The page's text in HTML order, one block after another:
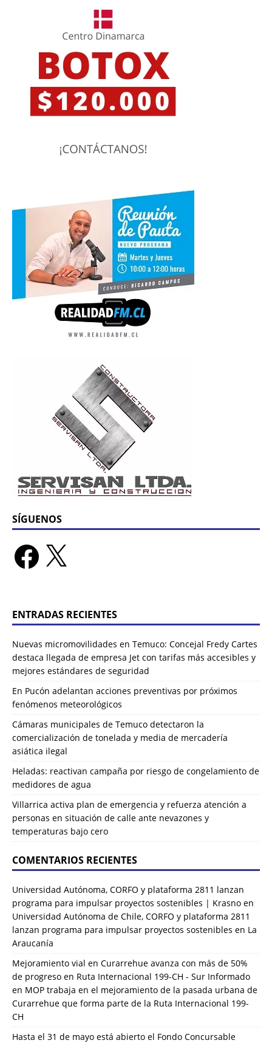
SÍGUENOS
ENTRADAS RECIENTES
Nuevas micromovilidades en Temuco: Concejal Fredy Cartes
destaca llegada de empresa Jet con tarifas más accesibles y
mejores estándares de seguridad
En Pucón adelantan acciones preventivas por próximos
fenómenos meteorológicos
Cámaras municipales de Temuco detectaron la
comercialización de tonelada y media de mercadería
asiática ilegal
Heladas: reactivan campaña por riesgo de congelamiento de
medidores de agua
Villarrica activa plan de emergencia y refuerza atención a
personas en situación de calle ante nevazones y
temperaturas bajo cero
COMENTARIOS RECIENTES
Universidad Autónoma, CORFO y plataforma 2811 lanzan
programa para impulsar proyectos sostenibles | Krasno en
Universidad Autónoma de Chile, CORFO y plataforma 2811
lanzan programa para impulsar proyectos sostenibles en La
Araucanía
Mejoramiento vial en Curarrehue avanza con más de 50%
de progreso en Ruta Internacional 199-CH - Sur Informado
en MOP trabaja en el mejoramiento de la pasada urbana de
Curarrehue que forma parte de la Ruta Internacional 199-
CH
Hasta el 31 de mayo está abierto el Fondo Concursable